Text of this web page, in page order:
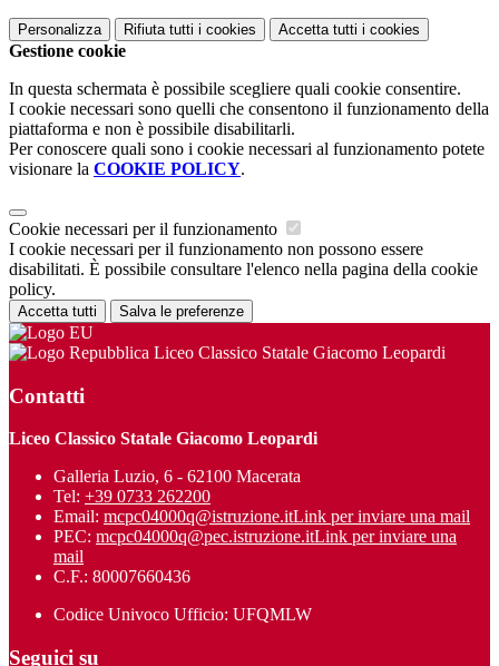
Personalizza Rifiuta tutti i cookies Accetta tutti i cookies
Gestione cookie
In questa schermata è possibile scegliere quali cookie consentire.
I cookie necessari sono quelli che consentono il funzionamento della
piattaforma e non è possibile disabilitarli.
Per conoscere quali sono i cookie necessari al funzionamento potete
visionare la COOKIE POLICY.
Cookie necessari per il funzionamento
I cookie necessari per il funzionamento non possono essere
disabilitati. È possibile consultare l'elenco nella pagina della cookie
policy.
Accetta tutti Salva le preferenze
Liceo Classico Statale Giacomo Leopardi
Contatti
Liceo Classico Statale Giacomo Leopardi
Galleria Luzio, 6 - 62100 Macerata
Tel: +39 0733 262200
Email: mcpc04000q@istruzione.itLink per inviare una mail
PEC: mcpc04000q@pec.istruzione.itLink per inviare una
mail
C.F.: 80007660436
Codice Univoco Ufficio: UFQMLW
Seguici su